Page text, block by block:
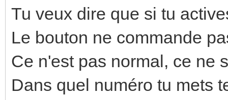
Tu veux dire que si tu
Le bouton ne commande
Ce n'est pas normal, ce ne
Dans quel numéro tu mets